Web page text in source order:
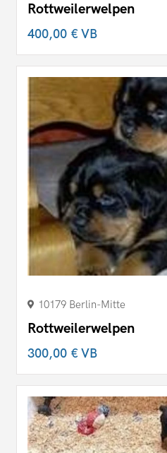
Rottweilerwelpen
400,00 €VB
10179 Berlin-Mitte
Rottweilerwelpen
300,00 €VB